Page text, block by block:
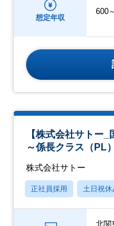
想定年収
600
【株式会社サトー
～係長クラス（PL
株式会社サトー
正社員採用 土日祝休
北関